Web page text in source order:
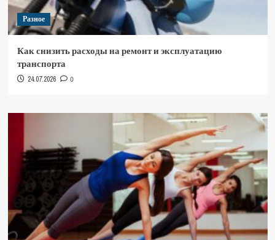
Разное
Как снизить расходы на ремонт и эксплуатацию
транспорта
24.07.2026 0